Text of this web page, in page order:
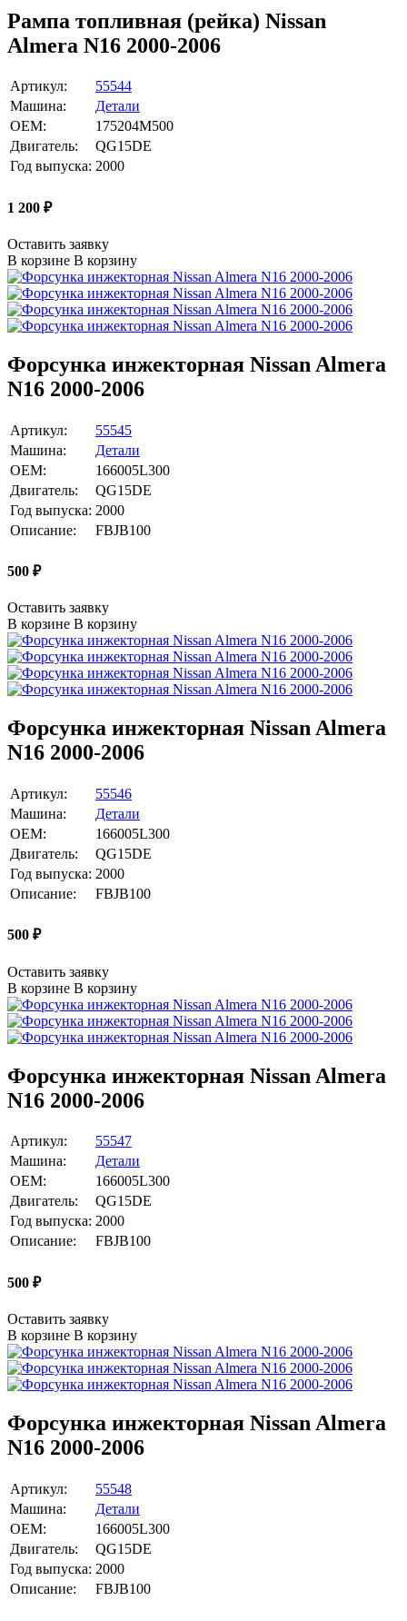
Рампа топливная (рейка) Nissan
Almera N16 2000-2006
Артикул:
55544
Машина:
Детали
OEM:
175204M500
Двигатель:
QG15DE
Год выпуска: 2000
1 200 ₽
Оставить заявку
В корзине В корзину
Форсунка инжекторная Nissan Almera
N16 2000-2006
Артикул:
55545
Машина:
Детали
OEM:
166005L300
Двигатель:
QG15DE
Год выпуска: 2000
Описание:
FBJB100
500 ₽
Оставить заявку
В корзине В корзину
Форсунка инжекторная Nissan Almera
N16 2000-2006
Артикул:
55546
Машина:
Детали
OEM:
166005L300
Двигатель:
QG15DE
Год выпуска: 2000
Описание:
FBJB100
500 ₽
Оставить заявку
В корзине В корзину
Форсунка инжекторная Nissan Almera
N16 2000-2006
Артикул:
55547
Машина:
Детали
OEM:
166005L300
Двигатель:
QG15DE
Год выпуска: 2000
Описание:
FBJB100
500 ₽
Оставить заявку
В корзине В корзину
Форсунка инжекторная Nissan Almera
N16 2000-2006
Артикул:
55548
Машина:
Детали
OEM:
166005L300
Двигатель:
QG15DE
Год выпуска: 2000
Описание:
FBJB100